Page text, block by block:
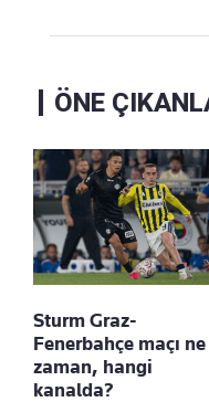
ÖNE
Sturm Graz-
Fenerbahçe maçı ne
zaman, hangi
kanalda?